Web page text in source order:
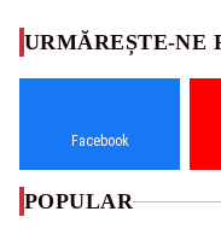
URMĂREȘTE-NE
Facebook
POPULAR